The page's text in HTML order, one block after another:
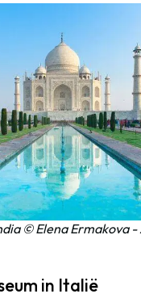
© Elena Ermakova
in Italië